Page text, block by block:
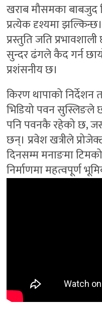
खराब मौसमका बाबजुद
प्रत्येक दृश्यमा
प्रस्तुति जति
सुन्दर ढंगले कैद गर्न
प्रशंसनीय छ।
किरण थापाको निर्देशन
भिडियो पवन सुस्लिङले
पनि पवनकै रहेको छ,
छन्। प्रवेश खत्रीले
दिनसम्म मनाङमा
निर्माणमा महत्वपूर्ण